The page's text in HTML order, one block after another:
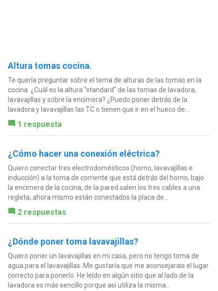
Altura tomas cocina.
Te quería preguntar sobre el tema de alturas de las tomas en la
cocina. ¿Cuál es la altura "standard" de las tomas de lavadora,
lavavajillas y sobre la encimera? ¿Puedo poner detrás de la
lavadora y lavavajillas las TC o tienen que ir en el hueco de...
1 respuesta
¿Cómo hacer una conexión eléctrica?
Quiero conectar tres electrodomésticos (horno, lavavajillas e
inducción) a la toma de corriente que está detrás del horno, bajo
la encimera de la cocina, de la pared salen los tres cables a una
regleta, ahora mismo están conectados la placa de...
2 respuestas
¿Dónde poner toma lavavajillas?
Quiero poner un lavavajillas en mi casa, pero no tengo toma de
agua para el lavavajillas. Me gustaría que me aconsejarais el lugar
correcto para ponerlo. He leído en algún sitio que al lado de la
lavadora es más sencillo porque así utiliza la misma...